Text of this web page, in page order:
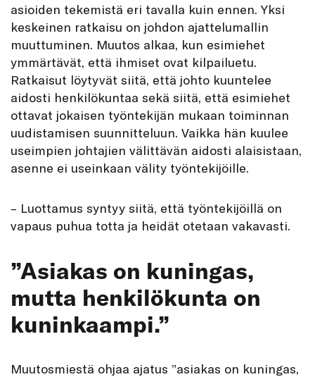
asioiden tekemistä eri tavalla kuin ennen. Yksi
keskeinen ratkaisu on johdon ajattelumallin
muuttuminen. Muutos alkaa, kun esimiehet
ymmärtävät, että ihmiset ovat kilpailuetu.
Ratkaisut löytyvät siitä, että johto kuuntelee
aidosti henkilökuntaa sekä siitä, että esimiehet
ottavat jokaisen työntekijän mukaan toiminnan
uudistamisen suunnitteluun. Vaikka hän kuulee
useimpien johtajien välittävän aidosti alaisistaan,
asenne ei useinkaan välity työntekijöille.
– Luottamus syntyy siitä, että työntekijöillä on
vapaus puhua totta ja heidät otetaan vakavasti.
”Asiakas on kuningas,
mutta henkilökunta on
kuninkaampi.”
Muutosmiestä ohjaa ajatus ”asiakas on kuningas,